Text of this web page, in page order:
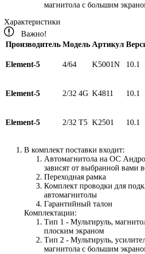
магнитола с большим
Характеристики
Важно!
Производитель Модель Артикул
Element-5 4/64 K5001N 10.1
Element-5 2/32 4G K4811 10.1
Element-5 2/32 Т5 K2501 10.1
В комплект поставки входит:
Автомагнитола на ОС
зависят от выбранной вами
Переходная рамка
Комплект проводки для
автомагнитолы
Гарантийный талон
Комплектации:
Тип 1 - Мультируль,
плоским экраном
Тип 2 - Мультируль,
магнитола с большим